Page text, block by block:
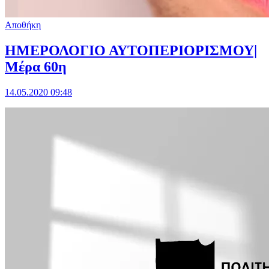
Αποθήκη
ΗΜΕΡΟΛΟΓΙΟ ΑΥΤΟΠΕΡΙΟΡΙΣΜΟΥ|
Μέρα 60η
14.05.2020 09:48